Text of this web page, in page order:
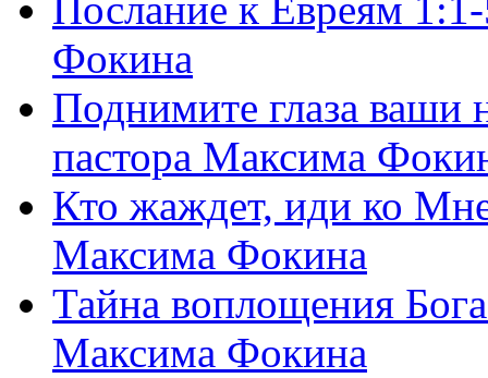
Фокина
Поднимите глаза ваши
пастора Максима
Кто жаждет, иди ко
Максима Фокина
Тайна воплощения
Максима Фокина